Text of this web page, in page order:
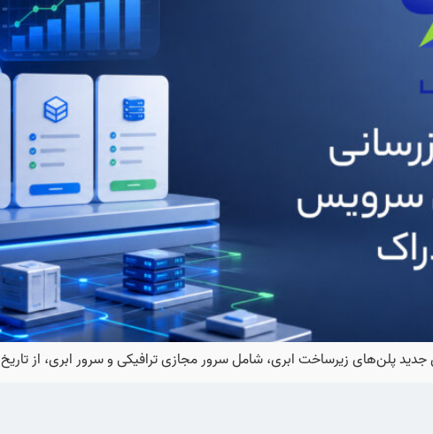
زیرساخت ابری، شامل سرور مجازی ترافیکی و سرور ابری، از تاریخ ۲۶ اردیبهشت ۱۴۰۵